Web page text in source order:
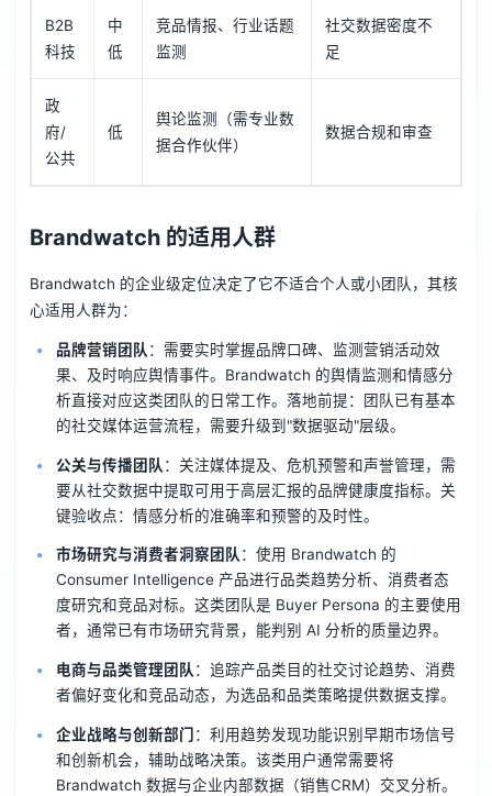
B2B
科技
中
低
竞品情报、行业话题
监测
社交数据密度不
足
政
府/
公共
低
舆论监测（需专业数
据合作伙伴）
数据合规和审查
Brandwatch 的适用人群
Brandwatch 的企业级定位决定了它不适合个人或小团队，其核
心适用人群为：
品牌营销团队 ：需要实时掌握品牌口碑、监测营销活动效
果、及时响应舆情事件。Brandwatch 的舆情监测和情感分
析直接对应这类团队的日常工作。落地前提：团队已有基本
的社交媒体运营流程，需要升级到"数据驱动"层级。
公关与传播团队 ：关注媒体提及、危机预警和声誉管理，需
要从社交数据中提取可用于高层汇报的品牌健康度指标。关
键验收点：情感分析的准确率和预警的及时性。
市场研究与消费者洞察团队：使用 Brandwatch 的
Consumer Intelligence 产品进行品类趋势分析、消费者态
度研究和竞品对标。这类团队是 Buyer Persona 的主要使用
者，通常已有市场研究背景，能判别 AI 分析的质量边界。
电商与品类管理团队：追踪产品类目的社交讨论趋势、消费
者偏好变化和竞品动态，为选品和品类策略提供数据支撑。
企业战略与创新部门 ：利用趋势发现功能识别早期市场信号
和创新机会，辅助战略决策。该类用户通常需要将
Brandwatch 数据与企业内部数据（销售CRM）交叉分析。